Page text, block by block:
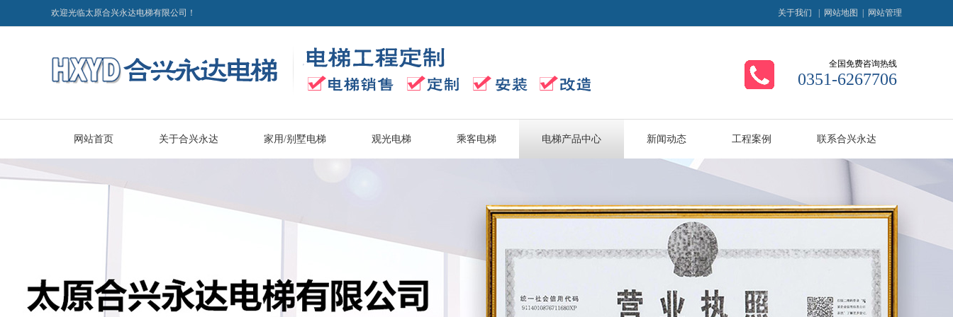
欢迎光临太原合兴永达电梯有限公司！ 关于我们 网站地图 网站管理
全国免费咨询热线
0351-6267706
网站首页 关于合兴永达 家用/别墅电梯 观光电梯 乘客电梯 电梯产品中心 新闻动态 工程案例 联系合兴永达